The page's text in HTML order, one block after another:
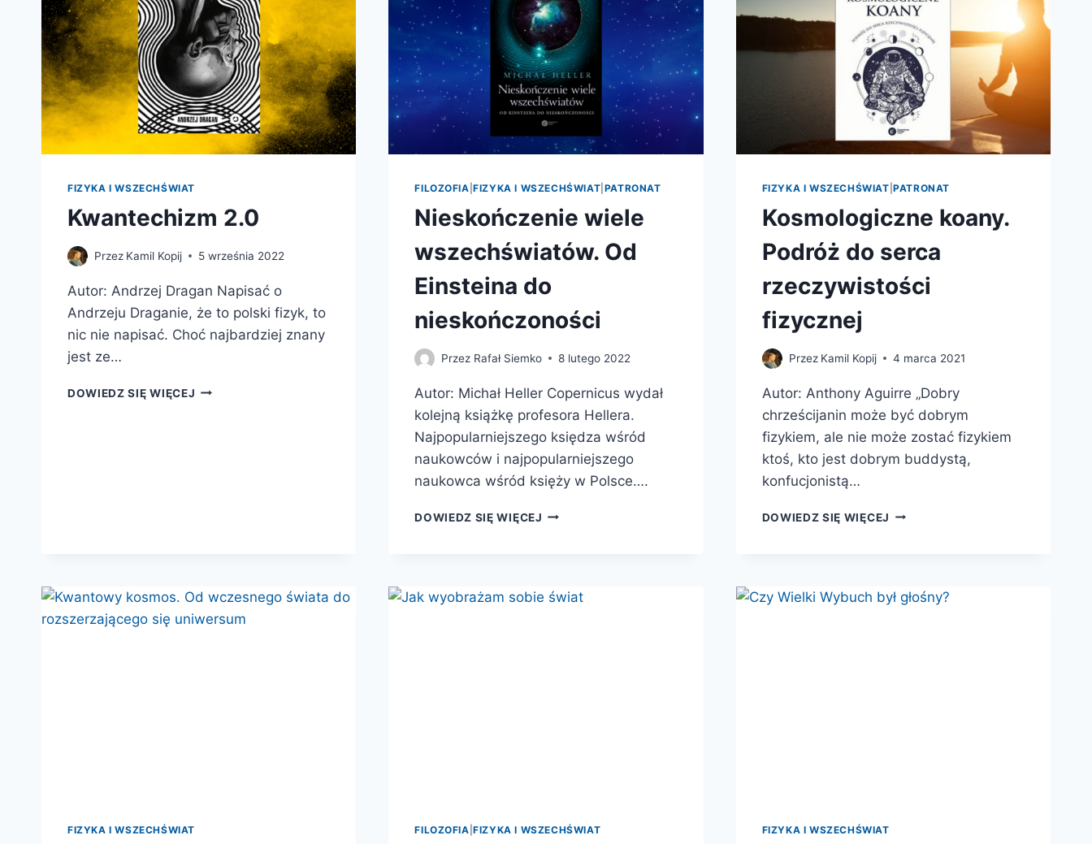
FIZYKA I WSZECHŚWIAT
Kwantechizm 2.0
Przez Kamil Kopij 5 września 2022
Autor: Andrzej Dragan Napisać o
Andrzeju Draganie, że to polski fizyk, to
nic nie napisać. Choć najbardziej znany
jest ze…
DOWIEDZ SIĘ WIĘCEJ KWANTECHIZM
FILOZOFIA |FIZYKA I WSZECHŚWIAT PATRONAT
Nieskończenie wiele
wszechświatów. Od
Einsteina do
nieskończoności
Przez Rafał Siemko 8 lutego 2022
Autor: Michał Heller Copernicus wydał
kolejną książkę profesora Hellera.
Najpopularniejszego księdza wśród
naukowców i najpopularniejszego
naukowca wśród księży w Polsce….
DOWIEDZ SIĘ WIĘCEJ NIESKOŃCZENIE
DO
FIZYKA I WSZECHŚWIAT |PATRONAT
Kosmologiczne koany.
Podróż do serca
rzeczywistości
fizycznej
Przez Kamil Kopij 4 marca 2021
Autor: Anthony Aguirre „Dobry
chrześcijanin może być dobrym
fizykiem, ale nie może zostać fizykiem
ktoś, kto jest dobrym buddystą,
konfucjonistą…
DOWIEDZ SIĘ WIĘCEJ KOSMOLOGICZNE
RZECZYWISTOŚCI
FIZYKA I WSZECHŚWIAT FILOZOFIA |FIZYKA I WSZECHŚWIAT FIZYKA I WSZECHŚWIAT